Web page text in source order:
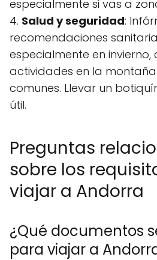
especialmente si vas a
4. Salud y seguridad:
recomendaciones
especialmente en invierno,
actividades en la
comunes. Llevar un
útil.
Preguntas
sobre los
viajar a Andorra
¿Qué documentos
para viajar a